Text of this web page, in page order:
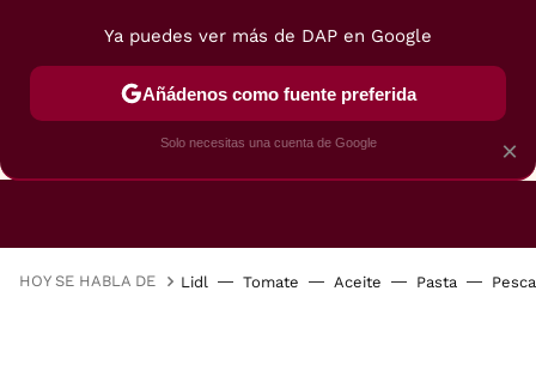
FREIDORAS DE AIRE GUÍAS DE
HOY SE HABLA DE Lidl Tomate Aceite Pasta
×
Ya puedes ver más de DAP en Google
Añádenos como fuente preferida
Solo necesitas una cuenta de Google